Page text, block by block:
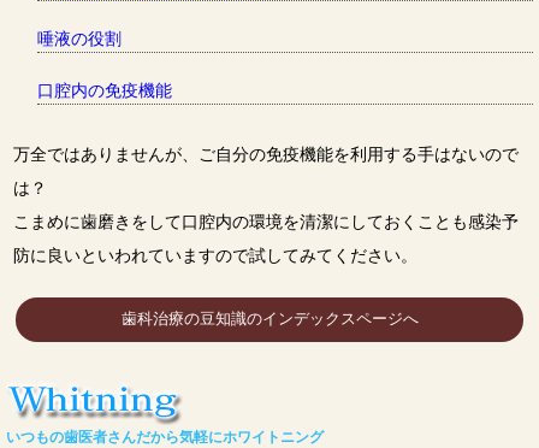
唾液の役割
口腔内の免疫機能
万全ではありませんが、ご自分の免疫機能を利用する手はないので
は？
こまめに歯磨きをして口腔内の環境を清潔にしておくことも感染予
防に良いといわれていますので試してみてください。
歯科治療の豆知識のインデックスページへ
いつもの歯医者さんだから気軽にホワイトニング